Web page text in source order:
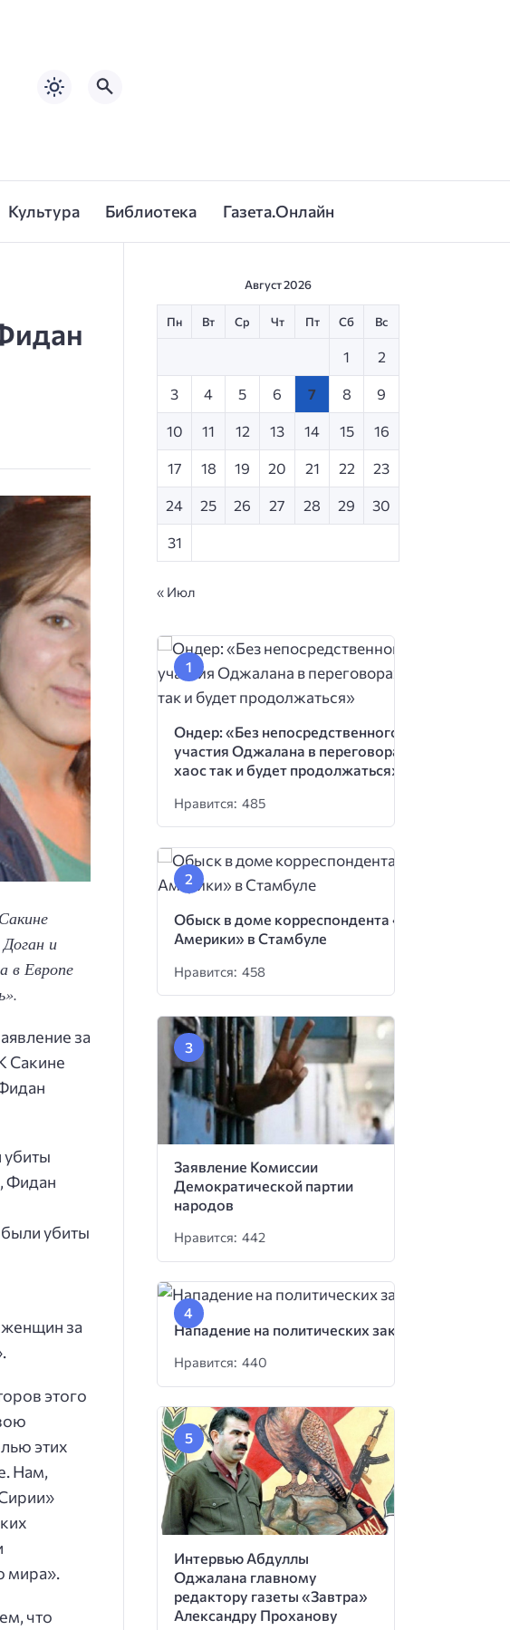
Культура Библиотека Газета.Онлайн
и
в Европе
за
Сакине
убиты
Фидан
убиты
за
этого
этих
Нам,
мира».
что
Август 2026
Пн Вт Ср Чт Пт Сб Вс
1 2
3 4 5 6 7 8 9
10 11 12 13 14 15 16
17 18 19 20 21 22 23
24 25 26 27 28 29 30
31
« Июл
Ондер: «Без непосредственного
участия Оджалана в переговорах
хаос так и будет продолжаться»
Нравится: 485
Обыск в доме корреспондента «Голоса
Америки» в Стамбуле
Нравится: 458
Заявление Комиссии
Демократической партии
народов
Нравится: 442
Нападение на политических заключенных
Нравится: 440
Интервью Абдуллы
Оджалана главному
редактору газеты «Завтра»
Александру Проханову